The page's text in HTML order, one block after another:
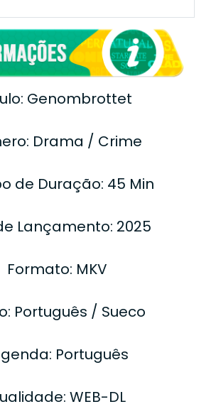
Genombrottet
Drama / Crime
de Duração: 45 Min
Lançamento: 2025
Formato: MKV
Português / Sueco
Português
WEB-DL